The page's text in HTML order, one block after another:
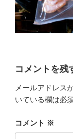
コメントを残
メールアドレス
いている欄は必
コメント ※